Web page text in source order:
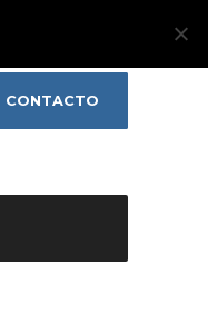
CONTACTO